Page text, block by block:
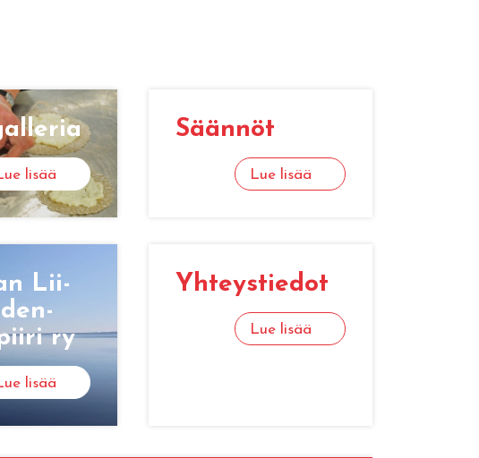
lisää
Sään­nöt
Lue lisää
Lii­
ry
lisää
Yh­teys­tie­dot
Lue lisää